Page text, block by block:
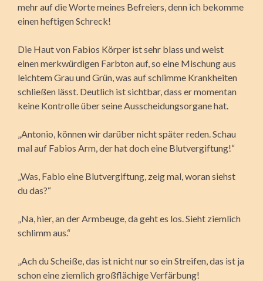
mehr auf die Worte meines Befreiers, denn ich bekomme
einen heftigen Schreck!
Die Haut von Fabios Körper ist sehr blass und weist
einen merkwürdigen Farbton auf, so eine Mischung aus
leichtem Grau und Grün, was auf schlimme Krankheiten
schließen lässt. Deutlich ist sichtbar, dass er momentan
keine Kontrolle über seine Ausscheidungsorgane hat.
„Antonio, können wir darüber nicht später reden. Schau
mal auf Fabios Arm, der hat doch eine Blutvergiftung!“
„Was, Fabio eine Blutvergiftung, zeig mal, woran siehst
du das?“
„Na, hier, an der Armbeuge, da geht es los. Sieht ziemlich
schlimm aus.“
„Ach du Scheiße, das ist nicht nur so ein Streifen, das ist ja
schon eine ziemlich großflächige Verfärbung!